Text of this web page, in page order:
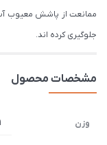
ممانعت از پاشش معیوب
جلوگیری کرده اند.
مشخصات محصول
وزن 1 کیلوگرم